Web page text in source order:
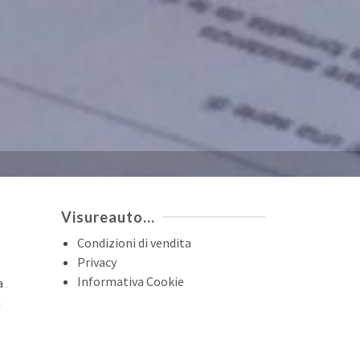
Visureauto…
Condizioni di vendita
Privacy
Informativa Cookie